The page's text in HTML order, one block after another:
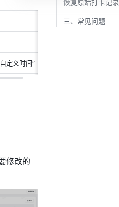
定义时间”
修改的
恢复原始打卡记录​
三、常见问题​